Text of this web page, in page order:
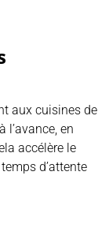
aux cuisines de
l’avance, en
accélère le
d’attente